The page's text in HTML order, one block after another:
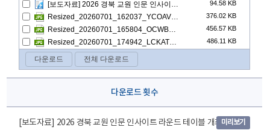
다운로드 횟수
[보도자료] 2026 경북 교원 인문 인사이트 라운드 테이블 개최.hwpx
미리보기